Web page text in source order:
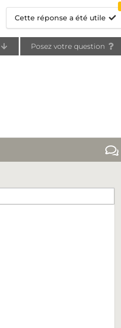
Cette réponse a été utile
Posez votre question